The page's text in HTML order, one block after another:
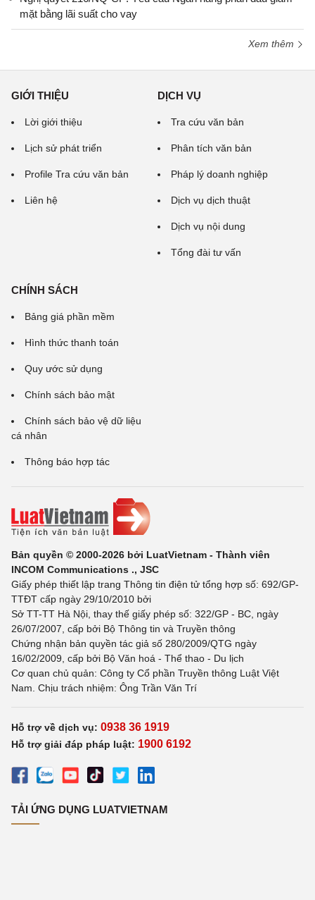
mặt bằng lãi suất cho vay
Xem thêm
GIỚI THIỆU
Lời giới thiệu
Lịch sử phát triển
Profile Tra cứu văn bản
Liên hệ
DỊCH VỤ
Tra cứu văn bản
Phân tích văn bản
Pháp lý doanh nghiệp
Dịch vụ dịch thuật
Dịch vụ nội dung
Tổng đài tư vấn
CHÍNH SÁCH
Bảng giá phần mềm
Hình thức thanh toán
Quy ước sử dụng
Chính sách bảo mật
Chính sách bảo vệ dữ liệu
cá nhân
Thông báo hợp tác
Bản quyền © 2000-2026 bởi LuatVietnam - Thành viên
INCOM Communications ., JSC
Giấy phép thiết lập trang Thông tin điện tử tổng hợp số: 692/GP-
TTĐT cấp ngày 29/10/2010 bởi
Sở TT-TT Hà Nội, thay thế giấy phép số: 322/GP - BC, ngày
26/07/2007, cấp bởi Bộ Thông tin và Truyền thông
Chứng nhận bản quyền tác giả số 280/2009/QTG ngày
16/02/2009, cấp bởi Bộ Văn hoá - Thể thao - Du lịch
Cơ quan chủ quản: Công ty Cổ phần Truyền thông Luật Việt
Nam. Chịu trách nhiệm: Ông Trần Văn Trí
Hỗ trợ về dịch vụ: 0938 36 1919
Hỗ trợ giải đáp pháp luật: 1900 6192
TẢI ỨNG DỤNG LUATVIETNAM